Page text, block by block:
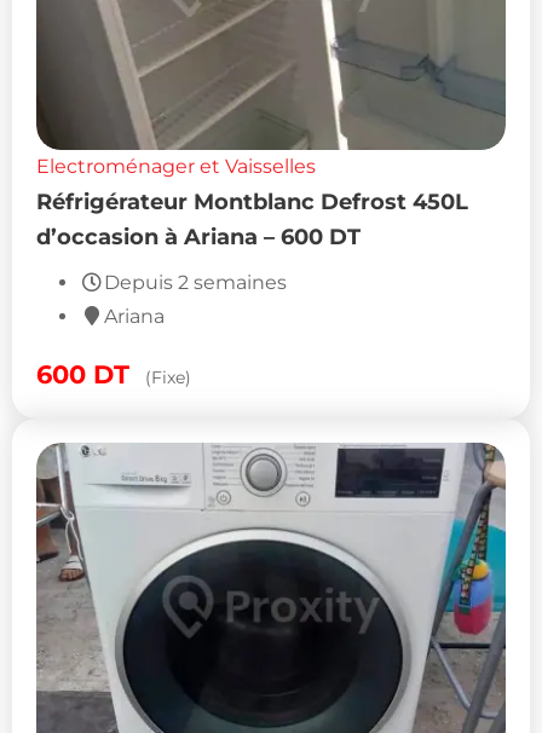
Electroménager et Vaisselles
Réfrigérateur Montblanc Defrost 450L
d’occasion à Ariana – 600 DT
Depuis 2 semaines
Ariana
600 DT (Fixe)